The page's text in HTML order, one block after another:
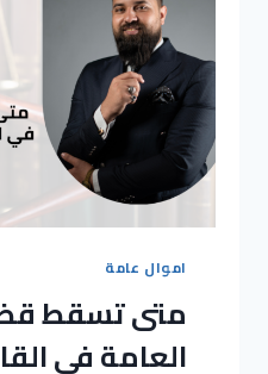
اموال عامة
متى تسقط
العامة في